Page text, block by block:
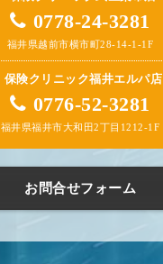
0778-24-3281
福井県越前市横市町28-14-1-1F
保険クリニック福井エルパ店
0776-52-3281
福井県福井市大和田2丁目1212-1F
お問合せフォーム